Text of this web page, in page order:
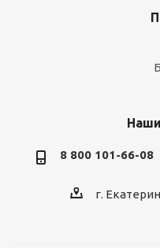
8 800 101-66-08
г.